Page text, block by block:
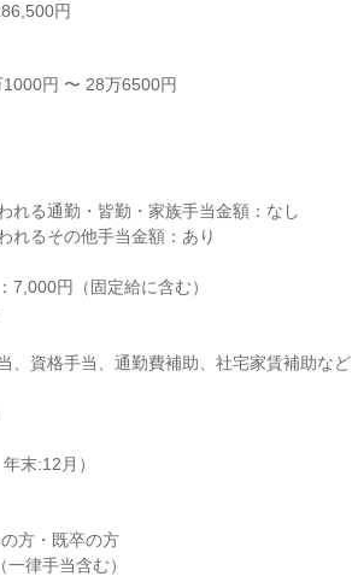
円
円 〜 28万6500円
れる通勤・皆勤・家族手当金額：なし
れるその他手当金額：あり
7,000円（固定給に含む）
、資格手当、通勤費補助、社宅家賃補助など
末:12月）
方・既卒の方
律手当含む）